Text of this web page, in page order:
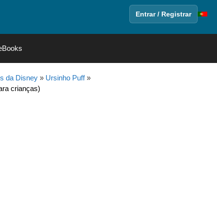
Entrar / Registrar
da Disney» Ursinho Puff»
crianças)